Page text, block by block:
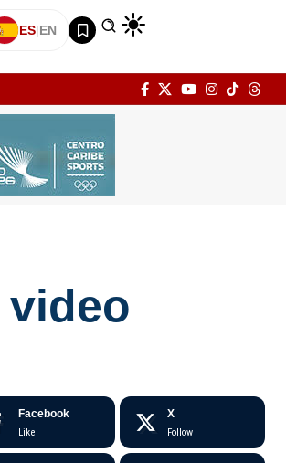
ES|EN
video
Facebook
Like
X
Follow